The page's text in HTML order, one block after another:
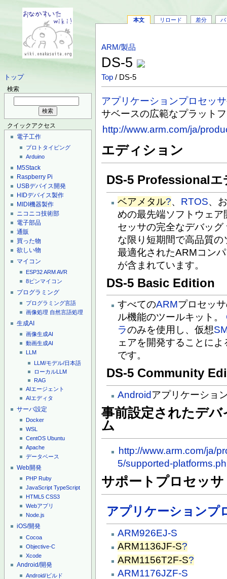
トップ
検索
クイックアクセス
電子工作
プロトタイピング
Arduino
M5Stack
Raspberry Pi
USBデバイス開発
HIDデバイス製作
MIDI機器製作
ニコニコ技術部
電子部品
通販
買った物
欲しい物
マイコン
ESP32ARMAVR
8ピンマイコン
プログラミング
プログラミング言語
画像処理 自然言語処理
生成AI
画像生成AI
動画生成AI
LLM
LLM/モデル/日本語
ローカルLLM
RAG
AIエージェント
AIエディタ
サーバ設定
Docker
WSL
CentOS Ubuntu
Apache
データベース
Web開発
PHP Ruby
JavaScript TypeScript
HTML5 CSS3
Webアプリ
Node.js
iOS/開発
Cocoa
Objective-C
Xcode
Android/開発
Android/ビルド
本文 リロード 差分 バ
ARM/製品
DS-5
Top / DS-5
アプリケーションプロセッサ
サベースの広範なプラット
http://www.arm.com/ja/
エディション
DS-5 Professionalエ
ベアメタル?、 RTOS、
めの最先端ソフトウェ
セッサの完全なデバッ
な限り短期間で高品質
最適化されたARMコン
が含まれています。
DS-5 Basic Edition
すべてのARMプロセッ
ル機能のツールキット。
ラのみを使用し、仮想
ェアを開発することに
です。
DS-5 Community
Android アプリケーショ
事前設定されたデ
ム
http://www.arm.com/ja/
5/supported-
サポートプロセッサ
アプリケーションプ
ARM926EJ-S
ARM1136JF-S?
ARM1156T2F-S?
ARM1176JZF-S